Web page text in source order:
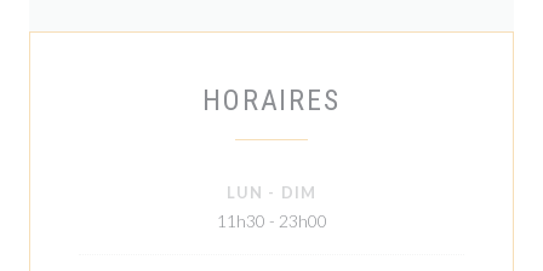
HORAIRES
LUN - DIM
11h30 - 23h00